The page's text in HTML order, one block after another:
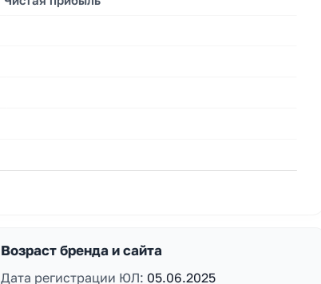
Возраст бренда и сайта
Дата регистрации ЮЛ: 05.06.2025